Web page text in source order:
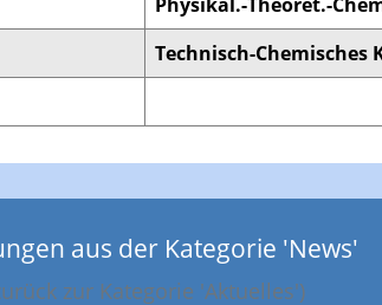
Technisch-Chemisches
aus der Kategorie 'News'
zur Kategorie 'Aktuelles')